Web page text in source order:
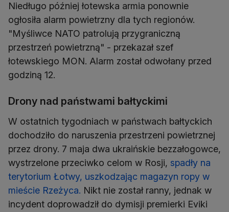
Niedługo później łotewska armia ponownie
ogłosiła alarm powietrzny dla tych regionów.
"Myśliwce NATO patrolują przygraniczną
przestrzeń powietrzną" - przekazał szef
łotewskiego MON. Alarm został odwołany przed
godziną 12.
Drony nad państwami bałtyckimi
W ostatnich tygodniach w państwach bałtyckich
dochodziło do naruszenia przestrzeni powietrznej
przez drony. 7 maja dwa ukraińskie bezzałogowce,
wystrzelone przeciwko celom w Rosji, spadły na
terytorium Łotwy, uszkodzając magazyn ropy w
mieście Rzeżyca. Nikt nie został ranny, jednak w
incydent doprowadził do dymisji premierki Eviki